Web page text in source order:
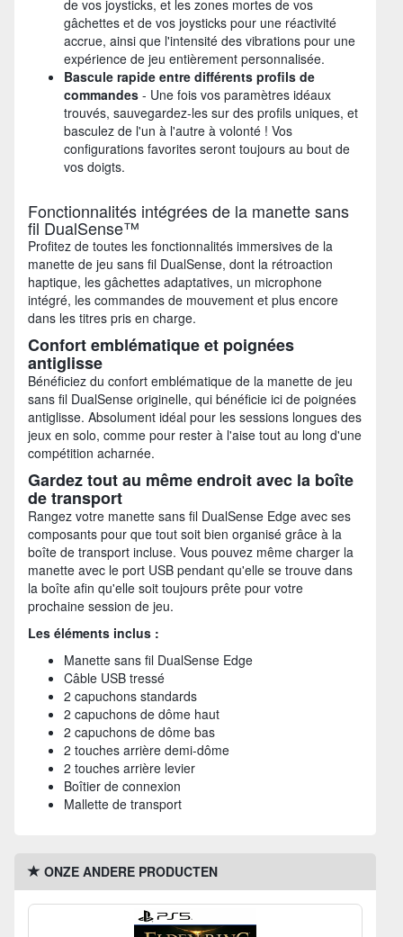
de vos joysticks, et les zones mortes de vos
gâchettes et de vos joysticks pour une réactivité
accrue, ainsi que l'intensité des vibrations pour une
expérience de jeu entièrement personnalisée.
Bascule rapide entre différents profils de
commandes - Une fois vos paramètres idéaux
trouvés, sauvegardez-les sur des profils uniques, et
basculez de l'un à l'autre à volonté ! Vos
configurations favorites seront toujours au bout de
vos doigts.
Fonctionnalités intégrées de la manette sans
fil DualSense™
Profitez de toutes les fonctionnalités immersives de la
manette de jeu sans fil DualSense, dont la rétroaction
haptique, les gâchettes adaptatives, un microphone
intégré, les commandes de mouvement et plus encore
dans les titres pris en charge.
Confort emblématique et poignées
antiglisse
Bénéficiez du confort emblématique de la manette de jeu
sans fil DualSense originelle, qui bénéficie ici de poignées
antiglisse. Absolument idéal pour les sessions longues des
jeux en solo, comme pour rester à l'aise tout au long d'une
compétition acharnée.
Gardez tout au même endroit avec la boîte
de transport
Rangez votre manette sans fil DualSense Edge avec ses
composants pour que tout soit bien organisé grâce à la
boîte de transport incluse. Vous pouvez même charger la
manette avec le port USB pendant qu'elle se trouve dans
la boîte afin qu'elle soit toujours prête pour votre
prochaine session de jeu.
Les éléments inclus :
Manette sans fil DualSense Edge
Câble USB tressé
2 capuchons standards
2 capuchons de dôme haut
2 capuchons de dôme bas
2 touches arrière demi-dôme
2 touches arrière levier
Boîtier de connexion
Mallette de transport
ONZE ANDERE PRODUCTEN